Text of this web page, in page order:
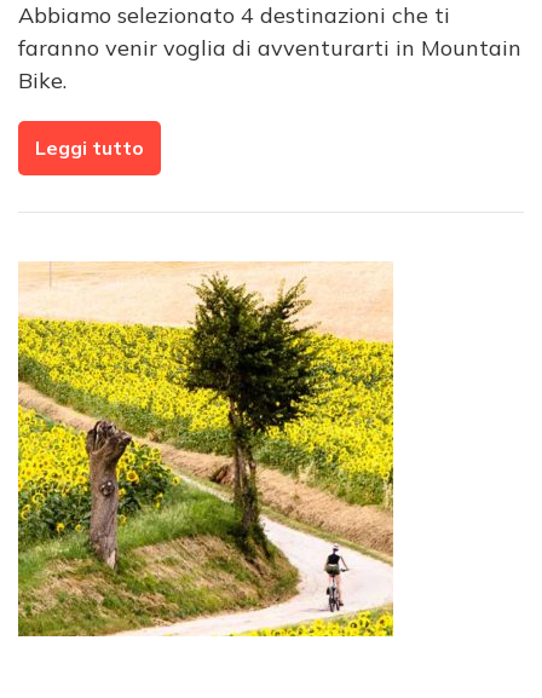
Abbiamo selezionato 4 destinazioni che ti
faranno venir voglia di avventurarti in Mountain
Bike.
Leggi tutto